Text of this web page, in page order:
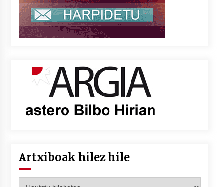
Artxiboak hilez hile